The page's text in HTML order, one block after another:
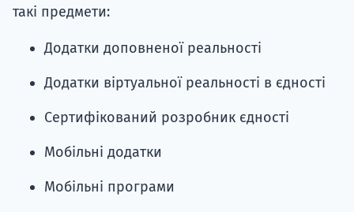
такі предмети:
Додатки доповненої реальності
Додатки віртуальної реальності в єдності
Сертифікований розробник єдності
Мобільні додатки
Мобільні програми